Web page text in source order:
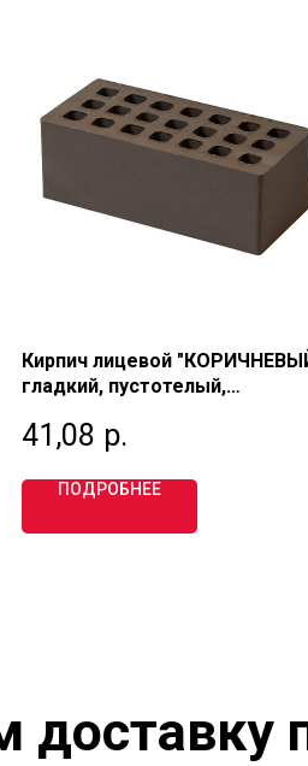
Кирпич лицевой
гладкий, пустотелый,
БРЫЛИНО
41,08 р.
ПОДРОБНЕЕ
доставку